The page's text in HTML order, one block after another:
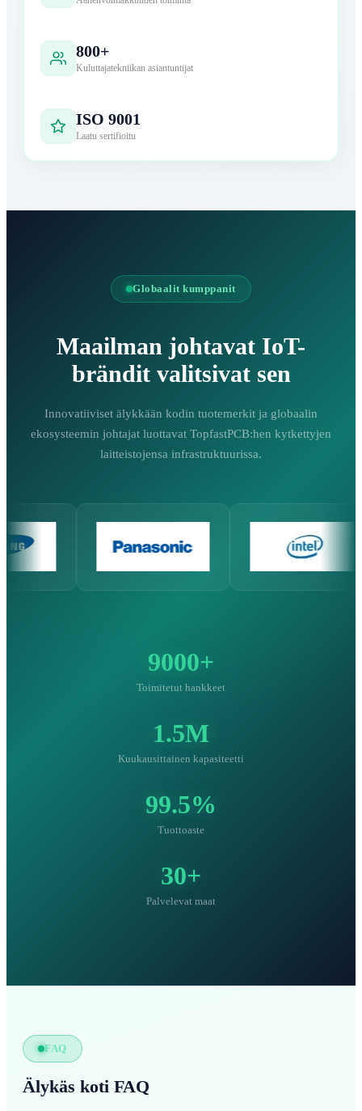
800+
Kuluttajatekniikan asiantuntijat
ISO 9001
Laatu sertifioitu
Globaalit kumppanit
Maailman johtavat IoT-
brändit valitsivat sen
Innovatiiviset älykkään kodin tuotemerkit ja globaalin
ekosysteemin johtajat luottavat TopfastPCB:hen kytkettyjen
laitteistojensa infrastruktuurissa.
9000+
Toimitetut hankkeet
1.5M
Kuukausittainen kapasiteetti
99.5%
Tuottoaste
30+
Palvelevat maat
FAQ
Älykäs koti FAQ